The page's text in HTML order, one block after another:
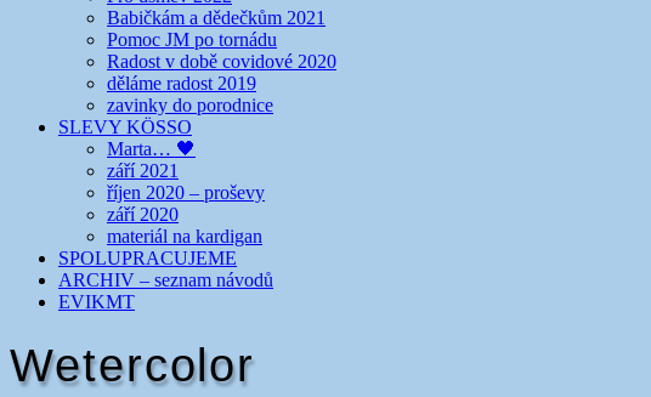
Babičkám a dědečkům 2021
Pomoc JM po tornádu
Radost v době covidové 2020
děláme radost 2019
zavinky do porodnice
SLEVY KÖSSO
Marta… 🖤
září 2021
říjen 2020 – proševy
září 2020
materiál na kardigan
SPOLUPRACUJEME
ARCHIV – seznam návodů
EVIKMT
Wetercolor